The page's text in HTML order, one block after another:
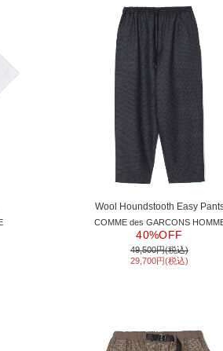
Wool Houndstooth Easy
COMME des GARCONS
40%OFF
49,500円(税込)
29,700円(税込)